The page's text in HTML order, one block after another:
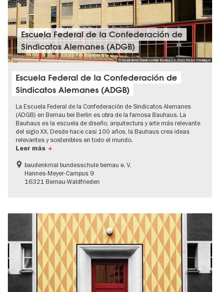
© Baudenkmal Bundesschule Bernau e.V. Foto: Peter Steininger
Escuela Federal de la Confederación de
Sindicatos Alemanes (ADGB)
Escuela Federal de la Confederación de
Sindicatos Alemanes (ADGB)
La Escuela Federal de la Confederación de Sindicatos Alemanes
(ADGB) en Bernau bei Berlin es obra de la famosa Bauhaus. La
Bauhaus es la escuela de diseño, arquitectura y arte más relevante
del siglo XX. Desde hace casi 100 años, la Bauhaus crea ideas
relevantes y sostenibles en todo el mundo.
Leer más
baudenkmal bundesschule bernau e. V.
Hannes-Meyer-Campus 9
16321 Bernau-Waldfrieden